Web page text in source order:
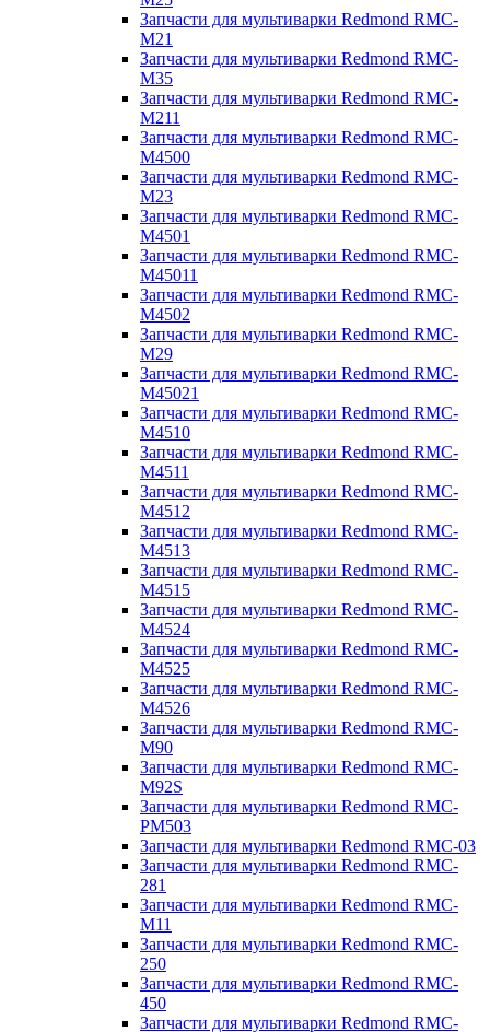
Запчасти для мультиварки Redmond RMC-
M21
Запчасти для мультиварки Redmond RMC-
M35
Запчасти для мультиварки Redmond RMC-
M211
Запчасти для мультиварки Redmond RMC-
M4500
Запчасти для мультиварки Redmond RMC-
M23
Запчасти для мультиварки Redmond RMC-
M4501
Запчасти для мультиварки Redmond RMC-
M45011
Запчасти для мультиварки Redmond RMC-
M4502
Запчасти для мультиварки Redmond RMC-
M29
Запчасти для мультиварки Redmond RMC-
M45021
Запчасти для мультиварки Redmond RMC-
M4510
Запчасти для мультиварки Redmond RMC-
M4511
Запчасти для мультиварки Redmond RMC-
M4512
Запчасти для мультиварки Redmond RMC-
M4513
Запчасти для мультиварки Redmond RMC-
M4515
Запчасти для мультиварки Redmond RMC-
M4524
Запчасти для мультиварки Redmond RMC-
M4525
Запчасти для мультиварки Redmond RMC-
M4526
Запчасти для мультиварки Redmond RMC-
M90
Запчасти для мультиварки Redmond RMC-
M92S
Запчасти для мультиварки Redmond RMC-
PM503
Запчасти для мультиварки Redmond RMC-03
Запчасти для мультиварки Redmond RMC-
281
Запчасти для мультиварки Redmond RMC-
M11
Запчасти для мультиварки Redmond RMC-
250
Запчасти для мультиварки Redmond RMC-
450
Запчасти для мультиварки Redmond RMC-